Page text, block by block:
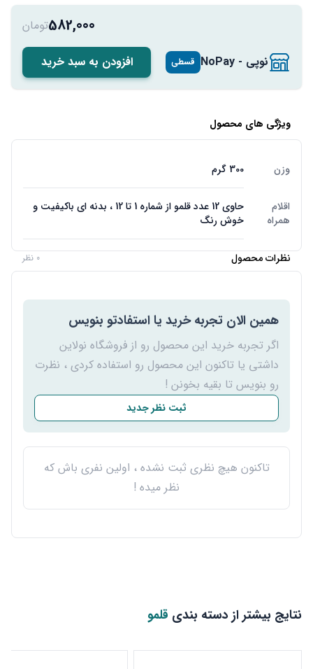
نوپی - NoPay قسطی
582,000تومان
افزودن به سبد خرید
ویژگی های محصول
وزن 300 گرم
اقلام
همراه
حاوی 12 عدد قلمو از شماره 1 تا 12 ، بدنه ای باکیفیت و
خوش رنگ
نظرات محصول 0 نظر
همین الان تجربه خرید یا استفادتو بنویس
اگر تجربه خرید این محصول رو از فروشگاه نولاین
داشتی یا تاکنون این محصول رو استفاده کردی ، نظرت
رو بنویس تا بقیه بخونن !
ثبت نظر جدید
تاکنون هیچ نظری ثبت نشده ، اولین نفری باش که
نظر میده !
نتایج بیشتر از دسته بندی قلمو